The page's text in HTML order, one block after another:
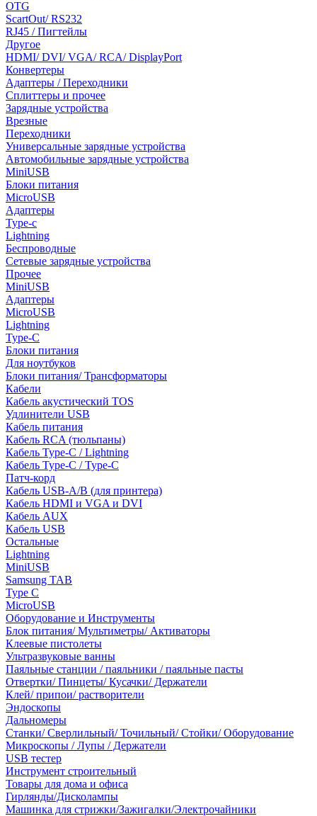
OTG
ScartOut/ RS232
RJ45 / Пигтейлы
Другое
HDMI/ DVI/ VGA/ RCA/ DisplayPort
Конвертеры
Адаптеры / Переходники
Сплиттеры и прочее
Зарядные устройства
Врезные
Переходники
Универсальные зарядные устройства
Автомобильные зарядные устройства
MiniUSB
Блоки питания
MicroUSB
Адаптеры
Type-c
Lightning
Беспроводные
Сетевые зарядные устройства
Прочее
MiniUSB
Адаптеры
MicroUSB
Lightning
Type-C
Блоки питания
Для ноутбуков
Блоки питания/ Трансформаторы
Кабели
Кабель акустический TOS
Удлинители USB
Кабель питания
Кабель RCA (тюльпаны)
Кабель Type-C / Lightning
Кабель Type-C / Type-C
Патч-корд
Кабель USB-A/B (для принтера)
Кабель HDMI и VGA и DVI
Кабель AUX
Кабель USB
Остальные
Lightning
MiniUSB
Samsung TAB
Type C
MicroUSB
Оборудование и Инструменты
Блок питания/ Мультиметры/ Активаторы
Клеевые пистолеты
Ультразвуковые ванны
Паяльные станции / паяльники / паяльные пасты
Отвертки/ Пинцеты/ Кусачки/ Держатели
Клей/ припои/ растворители
Эндоскопы
Дальномеры
Станки/ Сверлильный/ Точильный/ Стойки/ Оборудование
Микроскопы / Лупы / Держатели
USB тестер
Инструмент строительный
Товары для дома и офиса
Гирлянды/Дисколампы
Машинка для стрижки/Зажигалки/Электрочайники